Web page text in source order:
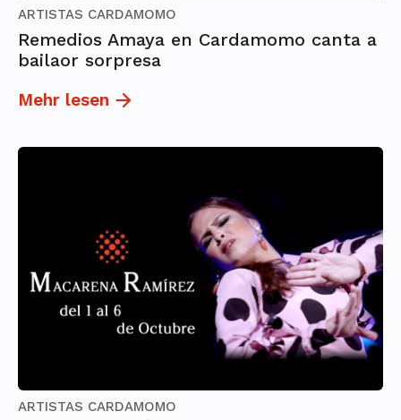
ARTISTAS CARDAMOMO
Remedios Amaya en Cardamomo canta a
bailaor sorpresa
Mehr lesen
ARTISTAS CARDAMOMO